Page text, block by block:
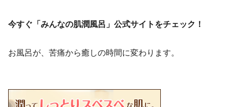
今すぐ「みんなの肌潤風呂」公式サイトをチェック！
お風呂が、苦痛から癒しの時間に変わります。